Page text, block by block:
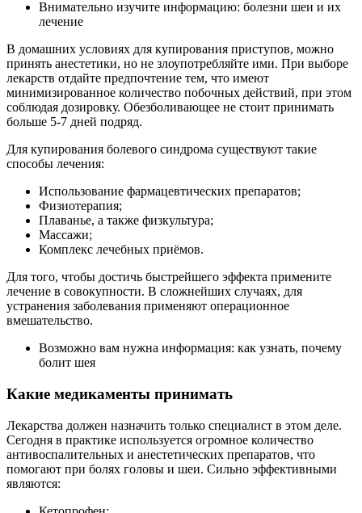
Внимательно изучите информацию: болезни шеи и их
лечение
В домашних условиях для купирования приступов, можно
принять анестетики, но не злоупотребляйте ими. При выборе
лекарств отдайте предпочтение тем, что имеют
минимизированное количество побочных действий, при этом
соблюдая дозировку. Обезболивающее не стоит принимать
больше 5-7 дней подряд.
Для купирования болевого синдрома существуют такие
способы лечения:
Использование фармацевтических препаратов;
Физиотерапия;
Плаванье, а также физкультура;
Массажи;
Комплекс лечебных приёмов.
Для того, чтобы достичь быстрейшего эффекта примените
лечение в совокупности. В сложнейших случаях, для
устранения заболевания применяют операционное
вмешательство.
Возможно вам нужна информация: как узнать, почему
болит шея
Какие медикаменты принимать
Лекарства должен назначить только специалист в этом деле.
Сегодня в практике используется огромное количество
антивоспалительных и анестетических препаратов, что
помогают при болях головы и шеи. Сильно эффективными
являются: